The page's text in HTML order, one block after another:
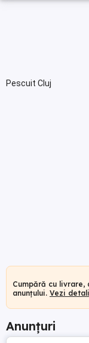
Pescuit Cluj
Cumpără cu
anunțului. Vezi
Anunțuri